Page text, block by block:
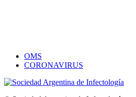
OMS
CORONAVIRUS